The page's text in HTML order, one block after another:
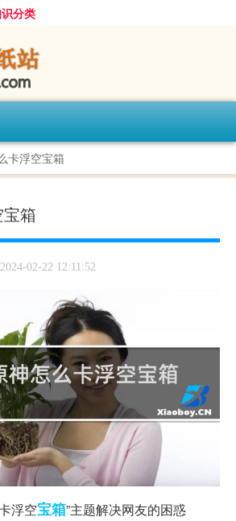
分类
卡浮空宝箱
箱
2024-02-22 12:11:52
浮空宝箱”主题解决网友的困惑